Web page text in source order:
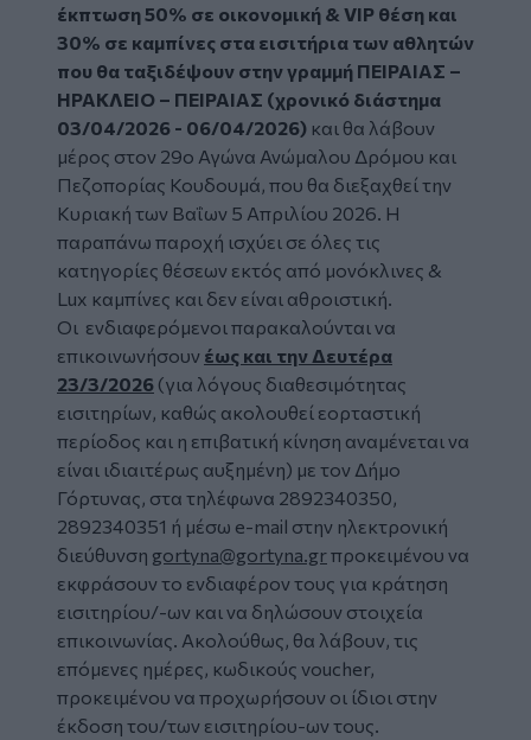
έκπτωση 50% σε οικονομική & VIP θέση και
30% σε καμπίνες στα εισιτήρια των αθλητών
που θα ταξιδέψουν στην γραμμή ΠΕΙΡΑΙΑΣ –
ΗΡΑΚΛΕΙΟ – ΠΕΙΡΑΙΑΣ (χρονικό διάστημα
03/04/2026 - 06/04/2026) και θα λάβουν
μέρος στον 29ο Αγώνα Ανώμαλου Δρόμου και
Πεζοπορίας Κουδουμά, που θα διεξαχθεί την
Κυριακή των Βαΐων 5 Απριλίου 2026. Η
παραπάνω παροχή ισχύει σε όλες τις
κατηγορίες θέσεων εκτός από μονόκλινες &
Lux καμπίνες και δεν είναι αθροιστική.
Οι ενδιαφερόμενοι παρακαλούνται να
επικοινωνήσουν έως και την Δευτέρα
23/3/2026 (για λόγους διαθεσιμότητας
εισιτηρίων, καθώς ακολουθεί εορταστική
περίοδος και η επιβατική κίνηση αναμένεται να
είναι ιδιαιτέρως αυξημένη) με τον Δήμο
Γόρτυνας, στα τηλέφωνα 2892340350,
2892340351 ή μέσω e-mail στην ηλεκτρονική
διεύθυνση gortyna@gortyna.grπροκειμένου να
εκφράσουν το ενδιαφέρον τους για κράτηση
εισιτηρίου/-ων και να δηλώσουν στοιχεία
επικοινωνίας. Ακολούθως, θα λάβουν, τις
επόμενες ημέρες, κωδικούς voucher,
προκειμένου να προχωρήσουν οι ίδιοι στην
έκδοση του/των εισιτηρίου-ων τους.